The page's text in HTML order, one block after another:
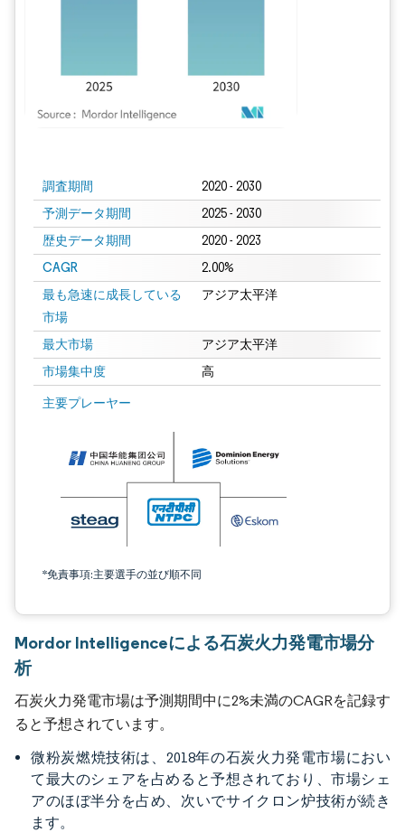
調査期間 2020 - 2030
予測データ期間 2025 - 2030
歴史データ期間 2020 - 2023
CAGR 2.00%
最も急速に成長している
市場
アジア太平洋
最大市場 アジア太平洋
市場集中度 高
主要プレーヤー
*免責事項:主要選手の並び順不同
Mordor Intelligenceによる石炭火力発電市場分
析
石炭火力発電市場は予測期間中に2%未満のCAGRを記録す
ると予想されています。
微粉炭燃焼技術は、2018年の石炭火力発電市場におい
て最大のシェアを占めると予想されており、市場シェ
アのほぼ半分を占め、次いでサイクロン炉技術が続き
ます。